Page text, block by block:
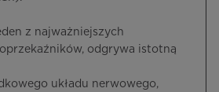
z najważniejszych
odgrywa istotną
układu nerwowego,